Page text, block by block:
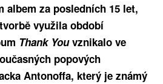
albem za posledních 15 let,
využila období
Thank Youvznikalo ve
popových
Antonoffa, který je známý